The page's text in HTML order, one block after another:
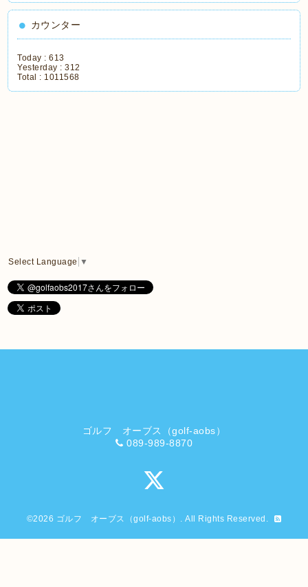
カウンター
Today :613
Yesterday :312
Total : 1011568
Select Language ▼
ゴルフ オーブス（golf-aobs）
089-989-8870
©2026 ゴルフ オーブス（golf-aobs） . All Rights Reserved.